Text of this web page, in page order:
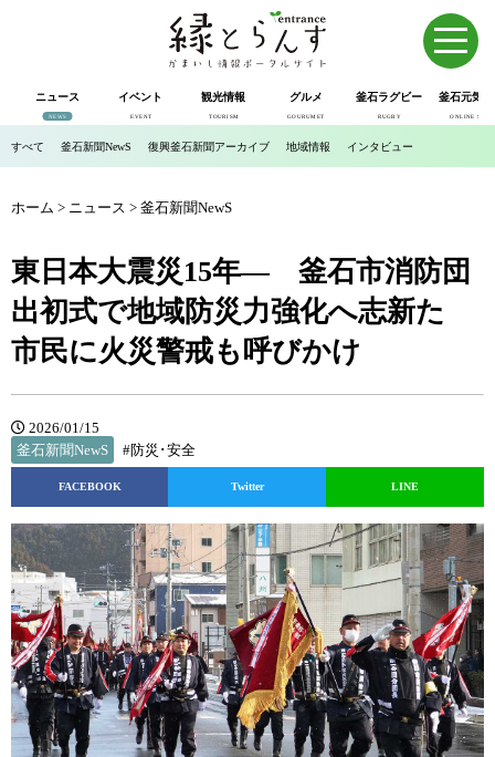
ニュース
NEWS
イベント
EVENT
観光情報
TOURISM
グルメ
GOURUMET
釜石ラグビー
RUGBY
釜石元気
ONLINE SHOP
すべて 釜石新聞NewS 復興釜石新聞アーカイブ 地域情報 インタビュー
ホーム > ニュース > 釜石新聞NewS
東日本大震災15年― 釜石市消防団
出初式で地域防災力強化へ志新た
市民に火災警戒も呼びかけ
2026/01/15
釜石新聞NewS
#防災･安全
FACEBOOK Twitter LINE